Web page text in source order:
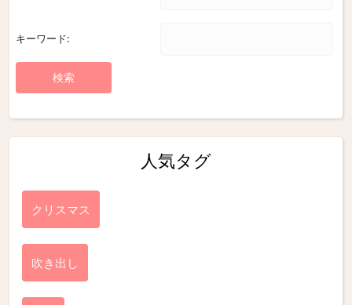
キーワード:
人気タグ
クリスマス
吹き出し